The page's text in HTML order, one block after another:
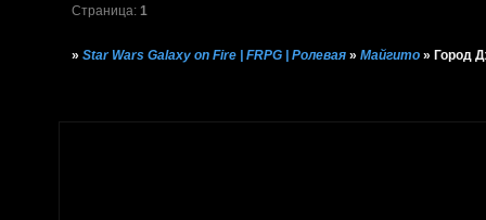
Страница:1
»Star Wars Galaxy on Fire | FRPG | Ролевая »Майгито » Город